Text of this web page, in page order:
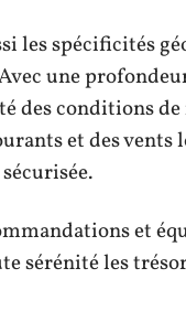
les spécificités
une
des conditions
et des
et
sérénité les